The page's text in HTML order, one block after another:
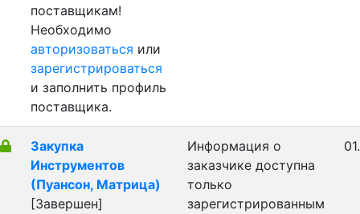
поставщикам!
Необходимо
авторизоваться или
зарегистрироваться
и заполнить профиль
поставщика.
Закупка
Инструментов
(Пуансон, Матрица)
[Завершен]
Информация о
заказчике доступна
только
зарегистрированным